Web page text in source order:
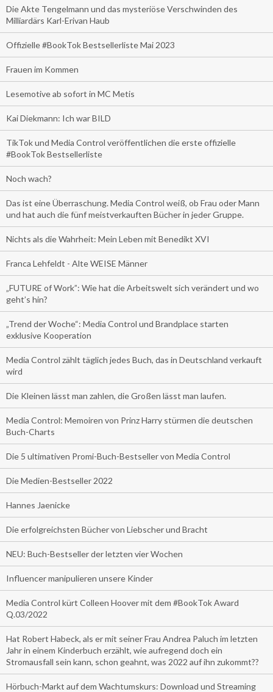
Die Akte Tengelmann und das mysteriöse Verschwinden des
Milliardärs Karl-Erivan Haub
Offizielle #BookTok Bestsellerliste Mai 2023
Frauen im Kommen
Lesemotive ab sofort in MC Metis
Kai Diekmann: Ich war BILD
TikTok und Media Control veröffentlichen die erste offizielle
#BookTok Bestsellerliste
Noch wach?
Das ist eine Überraschung. Media Control weiß, ob Frau oder Mann
und hat auch die fünf meistverkauften Bücher in jeder Gruppe.
Nichts als die Wahrheit: Mein Leben mit Benedikt XVI
Franca Lehfeldt - Alte WEISE Männer
„FUTURE of Work”: Wie hat die Arbeitswelt sich verändert und wo
geht’s hin?
„Trend der Woche“: Media Control und Brandplace starten
exklusive Kooperation
Media Control zählt täglich jedes Buch, das in Deutschland verkauft
wird
Die Kleinen lässt man zahlen, die Großen lässt man laufen.
Media Control: Memoiren von Prinz Harry stürmen die deutschen
Buch-Charts
Die 5 ultimativen Promi-Buch-Bestseller von Media Control
Die Medien-Bestseller 2022
Hannes Jaenicke
Die erfolgreichsten Bücher von Liebscher und Bracht
NEU: Buch-Bestseller der letzten vier Wochen
Influencer manipulieren unsere Kinder
Media Control kürt Colleen Hoover mit dem #BookTok Award
Q.03/2022
Hat Robert Habeck, als er mit seiner Frau Andrea Paluch im letzten
Jahr in einem Kinderbuch erzählt, wie aufregend doch ein
Stromausfall sein kann, schon geahnt, was 2022 auf ihn zukommt??
Hörbuch-Markt auf dem Wachtumskurs: Download und Streaming